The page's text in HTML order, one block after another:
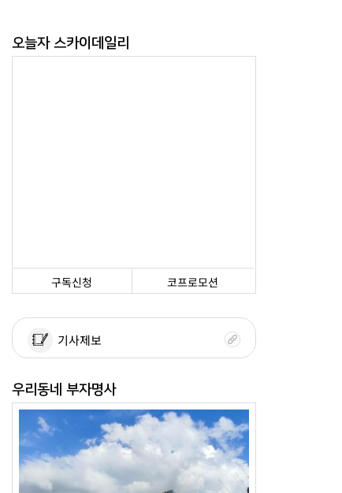
오늘자 스카이데일리
구독신청 코프로모션
기사제보
우리동네 부자명사